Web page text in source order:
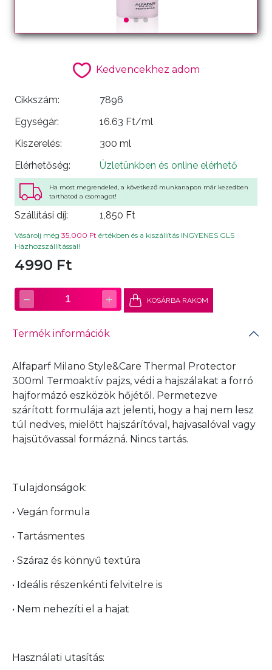
Kedvencekhez adom
Cikkszám:
7896
Egységár:
16.63 Ft/ml
Kiszerelés:
300 ml
Elérhetőség:
Üzletünkben és online elérhető
Ha most megrendeled, a következő munkanapon már kezedben
tarthatod a csomagot!
Szállítási díj: 1,850 Ft
Vásárolj még 35,000 Ft értékben és a kiszállítás INGYENES GLS
Házhozszállítással!
4990 Ft
− 1 + KOSÁRBA RAKOM
Termék információk
Alfaparf Milano Style&Care Thermal Protector
300ml Termoaktív pajzs, védi a hajszálakat a forró
hajformázó eszközök hőjétől. Permetezve
szárított formulája azt jelenti, hogy a haj nem lesz
túl nedves, mielőtt hajszárítóval, hajvasalóval vagy
hajsütővassal formázná. Nincs tartás.
Tulajdonságok:
• Vegán formula
• Tartásmentes
• Száraz és könnyű textúra
• Ideális részenkénti felvitelre is
• Nem nehezíti el a hajat
Használati utasítás: